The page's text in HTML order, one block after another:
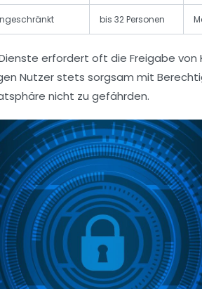
bis 32 Personen
erfordert oft die Freigabe von
Nutzer stets sorgsam mit
nicht zu gefährden.